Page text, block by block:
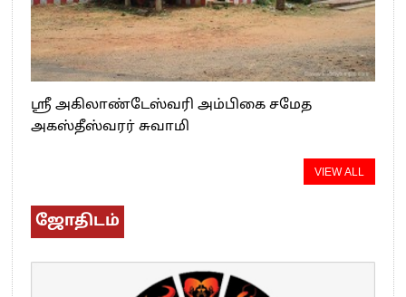
ஸ்ரீ அகிலாண்டேஸ்வரி அம்பிகை சமேத
அகஸ்தீஸ்வரர் சுவாமி
VIEW ALL
ஜோதிடம்